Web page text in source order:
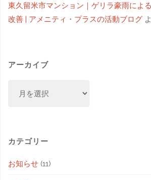
東久留米市マンション｜ゲリラ豪雨によ
改善 | アメニティ・プラスの活動ブログ
アーカイブ
カテゴリー
お知らせ (11)